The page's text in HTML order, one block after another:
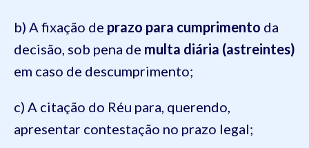
b) A fixação de prazo para cumprimento da
decisão, sob pena de multa diária (astreintes)
em caso de descumprimento;
c) A citação do Réu para, querendo,
apresentar contestação no prazo legal;